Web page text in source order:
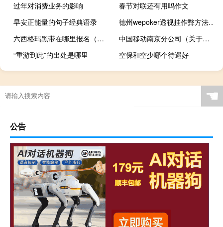
过年对消费业务的影响
春节对联还有用吗作文
早安正能量的句子经典语录
德州wepoker透视挂作弊方法”其实真的有挂
六西格玛黑带在哪里报名（六西格玛黑带）
中国移动南京分公司（关于中国移动南京分公司的介绍）
“重游到此”的出处是哪里
空保和空少哪个待遇好
☚
公告